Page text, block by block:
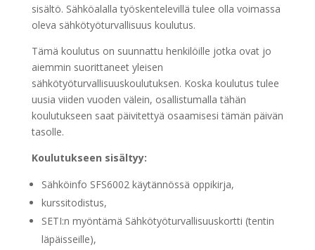
sisältö. Sähköalalla työskentelevillä tulee olla voimassa
oleva sähkötyöturvallisuus koulutus.
Tämä koulutus on suunnattu henkilöille jotka ovat jo
aiemmin suorittaneet yleisen
sähkötyöturvallisuuskoulutuksen. Koska koulutus tulee
uusia viiden vuoden välein, osallistumalla tähän
koulutukseen saat päivitettyä osaamisesi tämän päivän
tasolle.
Koulutukseen sisältyy:
Sähköinfo SFS6002 käytännössä oppikirja,
kurssitodistus,
SETI:n myöntämä Sähkötyöturvallisuuskortti (tentin
läpäisseille),